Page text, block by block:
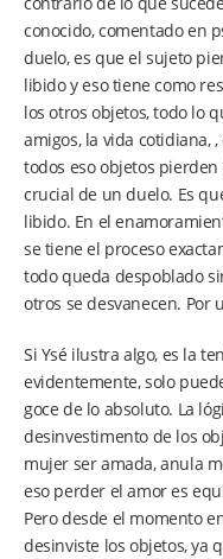
conocido, comentado en
duelo, es que el sujeto
libido y eso tiene como
los otros objetos, todo lo
amigos, la vida cotidiana,
todos eso objetos
crucial de un duelo. Es
libido. En el
se tiene el proceso
todo queda despoblado
otros se desvanecen. Por
Si Ysé ilustra algo, es la
evidentemente, solo
goce de lo absoluto. La
desinvestimento de los
mujer ser amada, anula
eso perder el amor es
Pero desde el momento
desinviste los objetos, ya